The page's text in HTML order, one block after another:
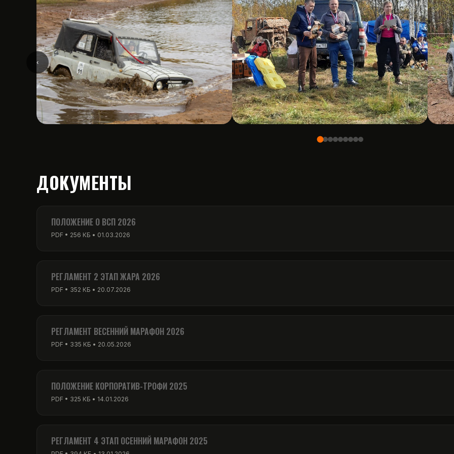
‹
ДОКУМЕНТЫ
ПОЛОЖЕНИЕ О ВСП 2026
PDF • 256 КБ • 01.03.2026
РЕГЛАМЕНТ 2 ЭТАП ЖАРА 2026
PDF • 352 КБ • 20.07.2026
РЕГЛАМЕНТ ВЕСЕННИЙ МАРАФОН 2026
PDF • 335 КБ • 20.05.2026
ПОЛОЖЕНИЕ КОРПОРАТИВ-ТРОФИ 2025
PDF • 325 КБ • 14.01.2026
РЕГЛАМЕНТ 4 ЭТАП ОСЕННИЙ МАРАФОН 2025